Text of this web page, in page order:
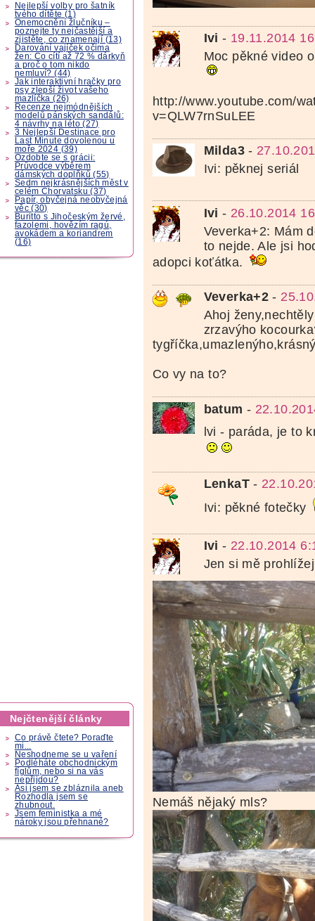
Nejlepší volby pro šatník
tvého dítěte (1)
Onemocnění žlučníku –
poznejte ty nejčastější a
zjistěte, co znamenají (13)
Darování vajíček očima
žen: Co cítí až 72 % dárkyň
a proč o tom nikdo
nemluví? (44)
Jak interaktivní hračky pro
psy zlepší život vašeho
mazlíčka (26)
Recenze nejmódnějších
modelů pánských sandálů:
4 návrhy na léto (27)
3 Nejlepší Destinace pro
Last Minute dovolenou u
moře 2024 (39)
Ozdobte se s grácii:
Průvodce výběrem
dámských doplňků (55)
Sedm nejkrásnějších měst v
celém Chorvatsku (37)
Papír, obyčejná neobyčejná
věc (30)
Buritto s Jihočeským žervé,
fazolemi, hovězím ragú,
avokádem a koriandrem
(16)
Nejčtenější články
Co právě čtete? Poraďte
mi...
Neshodneme se u vaření
Podléháte obchodnickým
fíglům, nebo si na vás
nepřijdou?
Asi jsem se zbláznila aneb
Rozhodla jsem se
zhubnout.
Jsem feministka a mé
nároky jsou přehnané?
Ivi - 19.11.2014
Moc pěkné video
http://www.youtube.com/
v=QLW7rnSuLEE
Milda3-
Ivi: pěknej seriál
Ivi - 26.10.2014
Veverka+2: Mám
to nejde. Ale jsi
adopci koťátka.
Veverka+2 -
Ahoj
zrzavýho
Co vy na to?
batum -
lvi - paráda, je to
LenkaT-
Ivi: pěkné fotečky
Ivi - 22.10.2014
Jen si mě
Nemáš nějaký mls?